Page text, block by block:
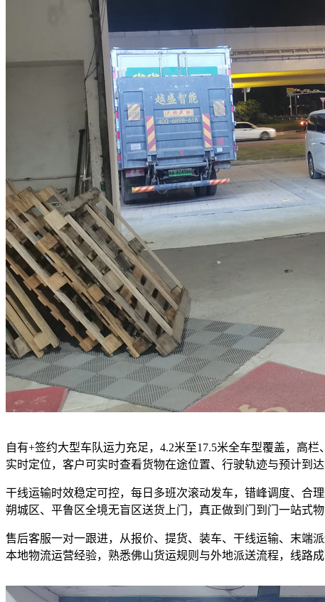
自有+签约大型车队运力充足，4.2米至17.5米全车型覆盖，高
实时定位，客户可实时查看货物在途位置、行驶轨迹与预计到
干线运输时效稳定可控，每日多班次滚动发车，错峰调度、合
朔城区、平鲁区全境无盲区送货上门，真正做到门到门一站式物
售后客服一对一跟进，从报价、提货、装车、干线运输、末端
本地物流运营经验，熟悉佛山货运规则与外地派送流程，线路成